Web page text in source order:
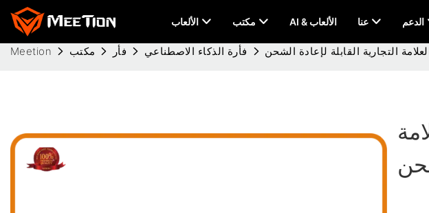
الألعاب مكتب AI & الألعاب عنا الدعم
Meetion مكتب فأر فأرة الذكاء الاصطناعي التجارية القابلة لإعادة الشحن